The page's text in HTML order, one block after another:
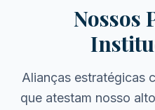
Nossos
Alianças estratégicas
que atestam nosso